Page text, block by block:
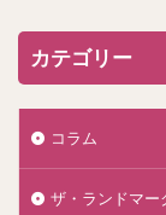
カテゴリー
コラム
ザ・ランドマー